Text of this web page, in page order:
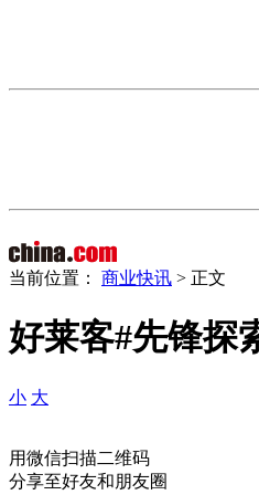
当前位置： 商业快讯 > 正文
好莱客#先锋探
小 大
用微信扫描二维码
分享至好友和朋友圈